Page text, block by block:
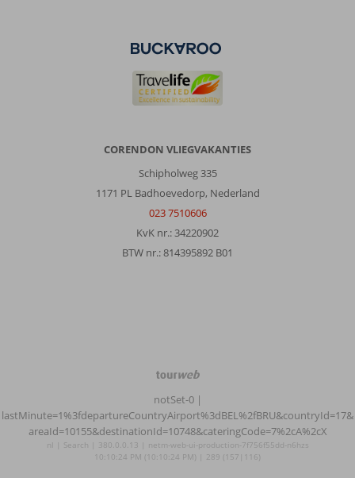
CORENDON VLIEGVAKANTIES
Schipholweg 335
1171 PL Badhoevedorp, Nederland
023 7510606
KvK nr.: 34220902
BTW nr.: 814395892 B01
TourWeb
©
NetMatch
notSet-0 |
lastMinute=1%3fdepartureCountryAirport%3dBEL%2fBRU&countryId=17&
areaId=10155&destinationId=10748&cateringCode=7%2cA%2cX
nl | Search | 380.0.0.13 | netm-web-ui-production-7f756f55dd-n6hzs
10:10:24 PM (10:10:24 PM) | 289 (157|116)